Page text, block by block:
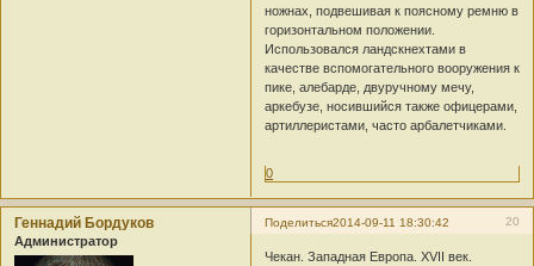
ножнах, подвешивая к поясному ремню в
горизонтальном положении.
Использовался ландскнехтами в
качестве вспомогательного вооружения к
пике, алебарде, двуручному мечу,
аркебузе, носившийся также офицерами,
артиллеристами, часто арбалетчиками.
0
Поделиться 20
2014-09-11 18:30:42
Геннадий Бордуков
Администратор
Чекан. Западная Европа. XVII век.